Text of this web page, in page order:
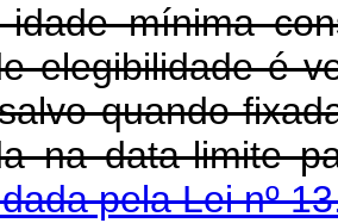
mínima
elegibilidade é
quando
na data-
pela Lei nº